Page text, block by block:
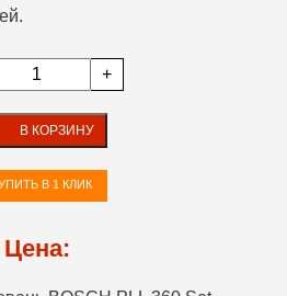
+
В КОРЗИНУ
В 1 КЛИК
Цена: